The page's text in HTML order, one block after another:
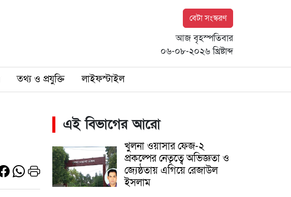
বেটা সংস্করণ
আজ বৃহস্পতিবার
০৬-০৮-২০২৬ খ্রিষ্টাব্দ
তথ্য ও প্রযুক্তি লাইফস্টাইল
এই বিভাগের আরো
খুলনা ওয়াসার ফেজ-২
প্রকল্পের নেতৃত্বে অভিজ্ঞতা ও
জ্যেষ্ঠতায় এগিয়ে রেজাউল
ইসলাম